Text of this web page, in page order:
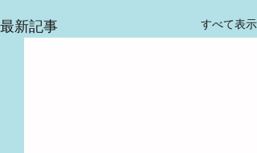
最新記事 すべて表示